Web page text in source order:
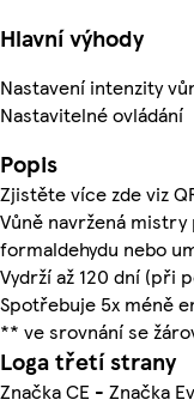
Hlavní výhody
Nastavení intenzity
Nastavitelné ovládání
Popis
Zjistěte více zde viz
Vůně navržená
formaldehydu nebo
Vydrží až 120 dní (při
Spotřebuje 5x méně
** ve srovnání se
Loga třetí strany
Značka CE - Značka